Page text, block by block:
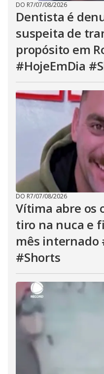
DO R7/07/08/2026
Dentista é
suspeita de
propósito em
#HojeEmDia
DO R7/07/08/2026
Vítima abre os
tiro na nuca e
mês internado
#Shorts